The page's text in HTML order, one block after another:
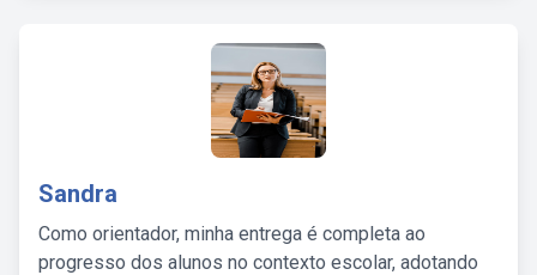
Sandra
Como orientador, minha entrega é completa ao
progresso dos alunos no contexto escolar, adotando